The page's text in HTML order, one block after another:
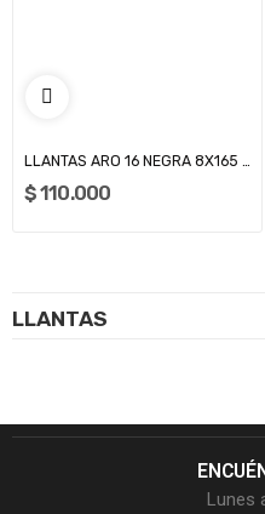
LLANTAS
LLANTAS ARO 16 NEGRA 8X165 REFORZADAS...
$ 110.000
Lunes